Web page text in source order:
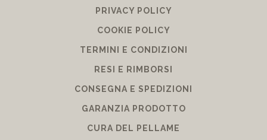
PRIVACY POLICY
COOKIE POLICY
TERMINI E CONDIZIONI
RESI E RIMBORSI
CONSEGNA E SPEDIZIONI
GARANZIA PRODOTTO
CURA DEL PELLAME